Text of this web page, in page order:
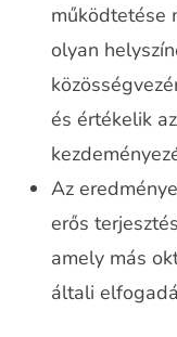
működtetése
olyan
és értékelik
Az
erős
amely más
általi